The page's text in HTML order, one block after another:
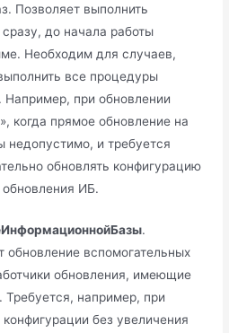
Позволяет выполнить
до начала работы
Необходим для случаев,
все процедуры
Например, при обновлении
когда прямое обновление на
и требуется
обновлять конфигурацию
обновления ИБ.
.
обновление вспомогательных
обновления, имеющие
например, при
без увеличения